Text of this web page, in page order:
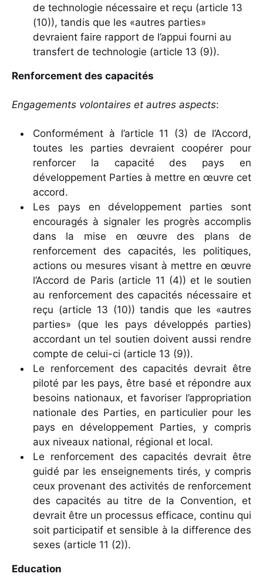
de technologie nécessaire et reçu (article 13
(10)), tandis que les «autres parties»
devraient faire rapport de l’appui fourni au
transfert de technologie (article 13 (9)).
Renforcement des capacités
Engagements volontaires et autres aspects:
Conformément à l’article 11 (3) de l’Accord,
toutes les parties devraient coopérer pour
renforcer la capacité des pays en
développement Parties à mettre en œuvre cet
accord.
Les pays en développement parties sont
encouragés à signaler les progrès accomplis
dans la mise en œuvre des plans de
renforcement des capacités, les politiques,
actions ou mesures visant à mettre en œuvre
l’Accord de Paris (article 11 (4)) et le soutien
au renforcement des capacités nécessaire et
reçu (article 13 (10)) tandis que les «autres
parties» (que les pays développés parties)
accordant un tel soutien doivent aussi rendre
compte de celui-ci (article 13 (9)).
Le renforcement des capacités devrait être
piloté par les pays, être basé et répondre aux
besoins nationaux, et favoriser l’appropriation
nationale des Parties, en particulier pour les
pays en développement Parties, y compris
aux niveaux national, régional et local.
Le renforcement des capacités devrait être
guidé par les enseignements tirés, y compris
ceux provenant des activités de renforcement
des capacités au titre de la Convention, et
devrait être un processus efficace, continu qui
soit participatif et sensible à la difference des
sexes (article 11 (2)).
Education